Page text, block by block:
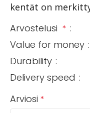
kentät on
Arvostelusi *
Value for money
Durability
Delivery speed
Arviosi *